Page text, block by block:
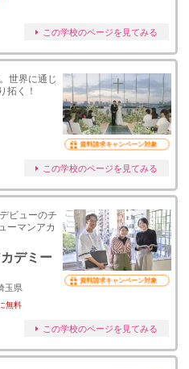
この学校のページを見てみる
世界に通じ
拓く！
資料請求キャンペーン対象
この学校のページを見てみる
ビューのチ
ーマンアカ
デミー
玉県
無料
資料請求キャンペーン対象
この学校のページを見てみる